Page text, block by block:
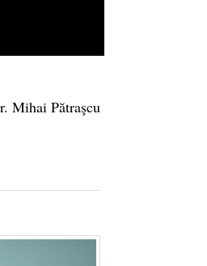
Mihai Pătraşcu